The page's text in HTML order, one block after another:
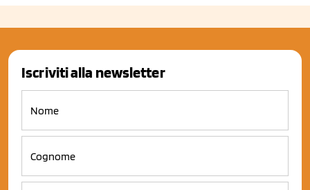
Iscriviti alla newsletter